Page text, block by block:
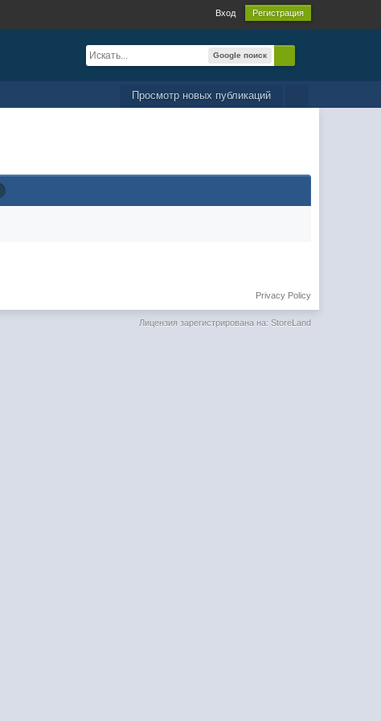
Вход Регистрация
Google поиск
Просмотр новых публикаций
Privacy Policy
Лицензия зарегистрирована на: StoreLand